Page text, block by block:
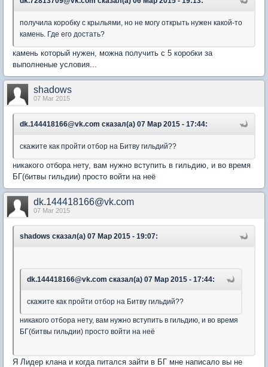
получила коробку с крыльями, но не могу открыть нужен какой-то
камень. Где его достать?
камень который нужен, можна получить с 5 коробки за
выполненые условия...
shadows
07 Mar 2015
dk.144418166@vk.com сказал(а) 07 Мар 2015 - 17:44:
скажите как пройти отбор на Битву гильдий??
никакого отбора нету, вам нужно вступить в гильдию, и во время
БГ(битвы гильдии) просто войти на неё
dk.144418166@vk.com
07 Mar 2015
shadows сказал(а) 07 Мар 2015 - 19:07:
dk.144418166@vk.com сказал(а) 07 Мар 2015 - 17:44:
скажите как пройти отбор на Битву гильдий??
никакого отбора нету, вам нужно вступить в гильдию, и во время
БГ(битвы гильдии) просто войти на неё
Я Лидер клана и когда питался зайти в БГ мне написало вы не